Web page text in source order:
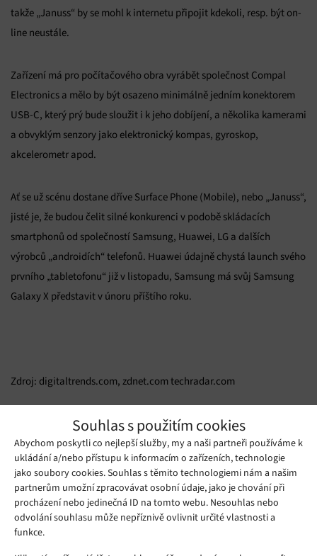
Souhlas s použitím cookies
Abychom poskytli co nejlepší služby, my a naši partneři používáme k
ukládání a/nebo přístupu k informacím o zařízeních, technologie
jako soubory cookies. Souhlas s těmito technologiemi nám a našim
partnerům umožní zpracovávat osobní údaje, jako je chování při
procházení nebo jedinečná ID na tomto webu. Nesouhlas nebo
odvolání souhlasu může nepříznivě ovlivnit určité vlastnosti a
funkce.
takže „Januss“ by se mohl k internetu připojit kdekoli, resp. být on-
line neustále.
Zařízení má pro počítačového obra vyrábět společnost Compal
Electronics a mělo by být osazeno minimálně jedním konektorem
USB-C, který prý bude sloužit i k jeho dobíjení, a několika kamerami
a obvyklým senzory jako elektronický kompas, gyroskop,
akcelerometr apod.
Ať se už scénu dostane dříve Surface Phone (Mobile), nebo „Januss“,
jisté je, že budou čelit silné konkurenci v podobě skládacích
smartphonů od společností Samsung, Huawei, LG a dalších
výrobců „androidích“ telefonů. Huawei údajně chystá launch svého
prvního „tabletofonu“ již v listopadu, Samsung má svůj Samsung
Galaxy X představit v únoru příštího roku.
Zdroj: digitaltrends.com, zdnet.com techradar.com
Mohlo by se vám líbit